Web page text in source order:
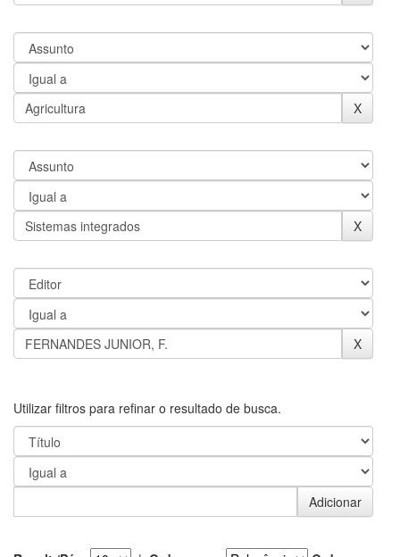
Utilizar filtros para refinar o resultado de busca.